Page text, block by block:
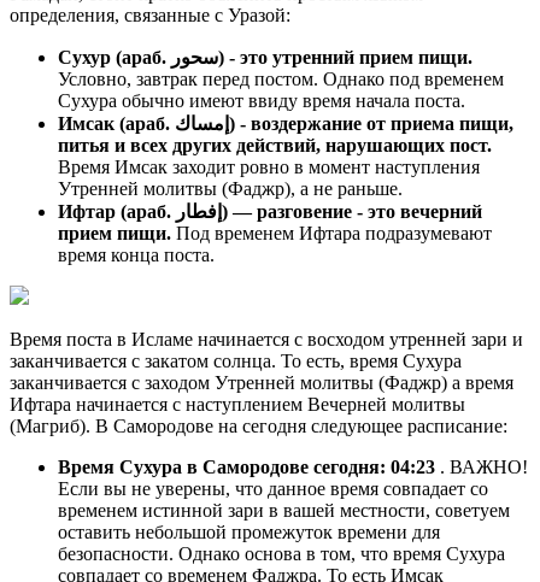
определения, связанные с Уразой:
Сухур (араб. سحور) - это утренний прием пищи.
Условно, завтрак перед постом. Однако под временем
Сухура обычно имеют ввиду время начала поста.
Имсак (араб. إمساك) - воздержание от приема пищи,
питья и всех других действий, нарушающих пост.
Время Имсак заходит ровно в момент наступления
Утренней молитвы (Фаджр), а не раньше.
Ифтар (араб. إفطار) — разговение - это вечерний
прием пищи. Под временем Ифтара подразумевают
время конца поста.
Время поста в Исламе начинается с восходом утренней зари и
заканчивается с закатом солнца. То есть, время Сухура
заканчивается с заходом Утренней молитвы (Фаджр) а время
Ифтара начинается с наступлением Вечерней молитвы
(Магриб). В Самородове на сегодня следующее расписание:
Время Сухура в Самородове сегодня: 04:23 . ВАЖНО!
Если вы не уверены, что данное время совпадает со
временем истинной зари в вашей местности, советуем
оставить небольшой промежуток времени для
безопасности. Однако основа в том, что время Сухура
совпадает со временем Фаджра. То есть Имсак